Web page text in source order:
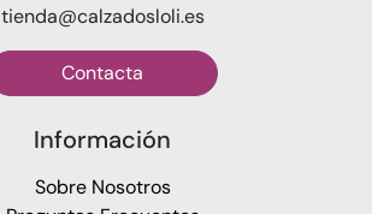
tienda@calzadosloli.es
Contacta
Información
Sobre Nosotros